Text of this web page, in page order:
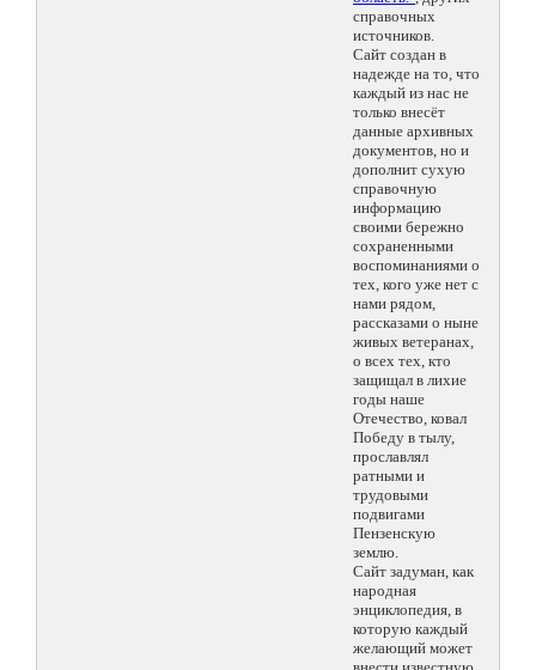
справочных
источников.
Сайт создан в
надежде на то, что
каждый из нас не
только внесёт
данные архивных
документов, но и
дополнит сухую
справочную
информацию
своими бережно
сохраненными
воспоминаниями о
тех, кого уже нет с
нами рядом,
рассказами о ныне
живых ветеранах,
о всех тех, кто
защищал в лихие
годы наше
Отечество, ковал
Победу в тылу,
прославлял
ратными и
трудовыми
подвигами
Пензенскую
землю.
Сайт задуман, как
народная
энциклопедия, в
которую каждый
желающий может